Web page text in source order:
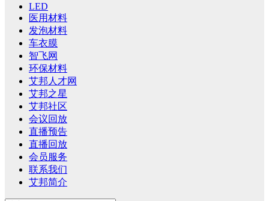
LED
医用材料
发泡材料
车衣膜
智飞网
环保材料
艾邦人才网
艾邦之星
艾邦社区
会议回放
直播预告
直播回放
会员服务
联系我们
艾邦简介